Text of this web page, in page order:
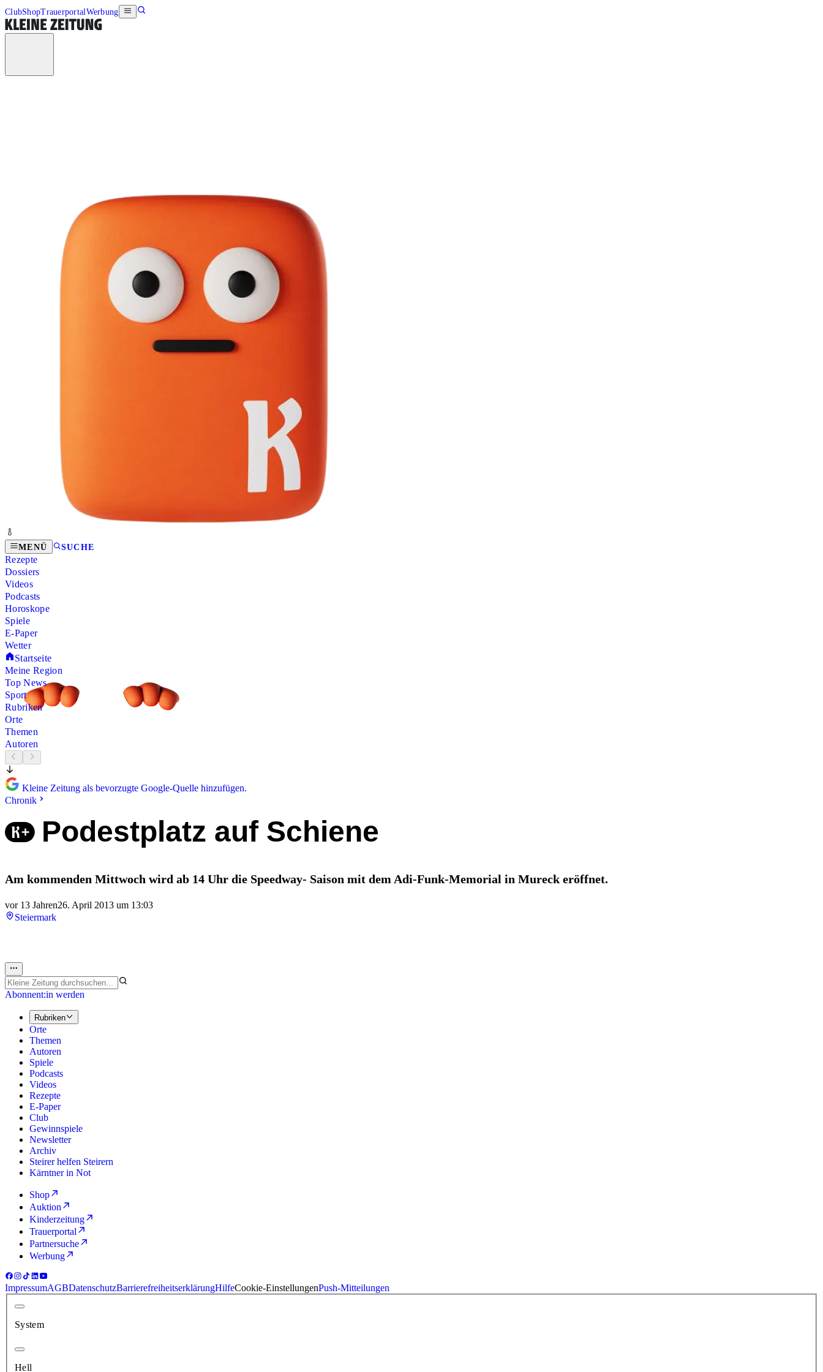
ClubShopTrauerportalWerbung
MENÜ SUCHE
Rezepte
Dossiers
Videos
Podcasts
Horoskope
Spiele
E-Paper
Wetter
Startseite
Meine Region
Top News
Sport
Rubriken
Orte
Themen
Autoren
Kleine Zeitung als bevorzugte Google-Quelle hinzufügen.
Chronik
Podestplatz auf Schiene
Am kommenden Mittwoch wird ab 14 Uhr die Speedway- Saison mit dem Adi-Funk-Memorial in Mureck eröffnet.
vor 13 Jahren26. April 2013 um 13:03
Steiermark
Abonnent:in werden
Rubriken
Orte
Themen
Autoren
Spiele
Podcasts
Videos
Rezepte
E-Paper
Club
Gewinnspiele
Newsletter
Archiv
Steirer helfen Steirern
Kärntner in Not
Shop
Auktion
Kinderzeitung
Trauerportal
Partnersuche
Werbung
ImpressumAGBDatenschutzBarrierefreiheitserklärungHilfeCookie-EinstellungenPush-Mitteilungen
System
Hell